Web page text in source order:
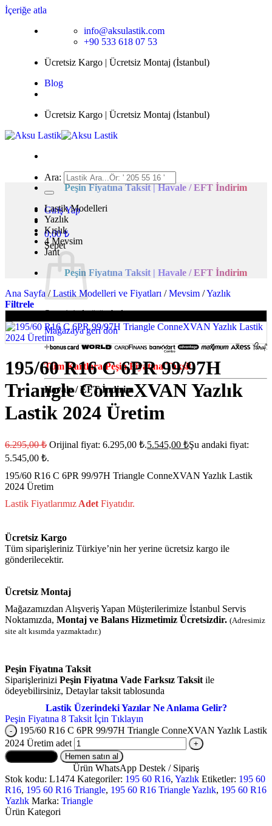
İçeriğe atla
info@aksulastik.com
+90 533 618 07 53
Ücretsiz Kargo | Ücretsiz Montaj (İstanbul)
Blog
Ücretsiz Kargo | Ücretsiz Montaj (İstanbul)
Ara:
Giriş Yap
0,00₺
Sepet
Sepetinizde ürün bulunmuyor.
Mağazaya geri dön
Tüm Kartlara Peşin Fiyatına Taksit
Havale / EFT İndirim
Peşin Fiyatına Taksit | Havale / EFT İndirim
Lastik Modelleri
Yazlık
Kışlık
4 Mevsim
Jant
Peşin Fiyatına Taksit | Havale / EFT İndirim
Ana Sayfa / Lastik Modelleri ve Fiyatları / Mevsim /Yazlık
Filtrele
195/60 R16 C 6PR 99/97H
Triangle ConneXVAN Yazlık
Lastik 2024 Üretim
6.295,00₺ Orijinal fiyat: 6.295,00 ₺.5.545,00 ₺Şu andaki fiyat:
5.545,00 ₺.
195/60 R16 C 6PR 99/97H Triangle ConneXVAN Yazlık Lastik
2024 Üretim
Lastik Fiyatlarımız Adet Fiyatıdır.
Ücretsiz Kargo
Tüm siparişleriniz Türkiye’nin her yerine ücretsiz kargo ile
gönderilecektir.
Ücretsiz Montaj
Mağazamızdan Alışveriş Yapan Müşterilerimize İstanbul Servis
Noktamızda, Montaj ve Balans Hizmetimiz Ücretsizdir. (Adresimiz
site alt kısımda yazmaktadır.)
Peşin Fiyatına Taksit
Siparişlerinizi Peşin Fiyatına Vade Farksız Taksit ile
ödeyebilirsiniz, Detaylar taksit tablosunda
Lastik Üzerindeki Yazılar Ne Anlama Gelir?
Peşin Fiyatına 8 Taksit İçin Tıklayın
195/60 R16 C 6PR 99/97H Triangle ConneXVAN Yazlık Lastik
2024 Üretim adet
Hemen satın al
Ürün WhatsApp Destek / Sipariş
Stok kodu: L1474 Kategoriler: 195 60 R16, Yazlık Etiketler: 195 60
R16, 195 60 R16 Triangle, 195 60 R16 Triangle Yazlık, 195 60 R16
Yazlık Marka: Triangle
Ürün Kategori